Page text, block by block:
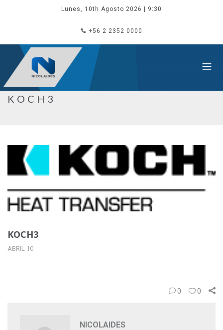
Lunes, 10th Agosto 2026 | 9:30
+56 2 2352 0000
KOCH3
KOCH3
ABRIL 10
0 0
NICOLAIDES